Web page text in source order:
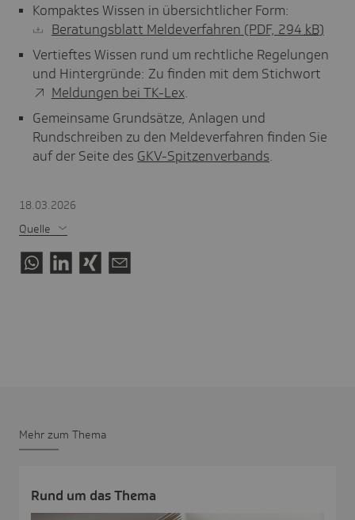
Kompaktes Wissen in übersichtlicher Form:
Beratungsblatt Meldeverfahren (PDF, 294kB)
Vertieftes Wissen rund um rechtliche Regelungen
und Hintergründe: Zu finden mit dem Stichwort
Meldungen bei TK-Lex.
Gemeinsame Grundsätze, Anlagen und
Rundschreiben zu den Meldeverfahren finden Sie
auf der Seite des GKV-Spitzenverbands.
18.03.2026
Quelle
Mehr zum Thema
Rund um das Thema